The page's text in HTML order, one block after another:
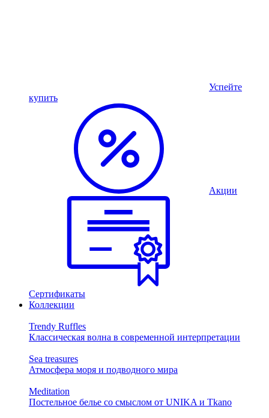
Успейте
купить
Акции
Сертификаты
Коллекции
Trendy Ruffles
Классическая волна в современной интерпретации
Sea treasures
Атмосфера моря и подводного мира
Meditation
Постельное белье со смыслом от UNIKA и Tkano